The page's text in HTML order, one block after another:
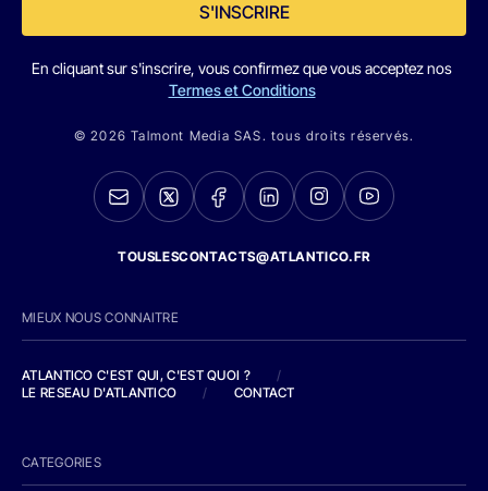
S'INSCRIRE
En cliquant sur s'inscrire, vous confirmez que vous acceptez nos
Termes et Conditions
© 2026 Talmont Media SAS. tous droits réservés.
TOUSLESCONTACTS@ATLANTICO.FR
MIEUX NOUS CONNAITRE
ATLANTICO C'EST QUI, C'EST QUOI ?
/
LE RESEAU D'ATLANTICO
/ CONTACT
CATEGORIES